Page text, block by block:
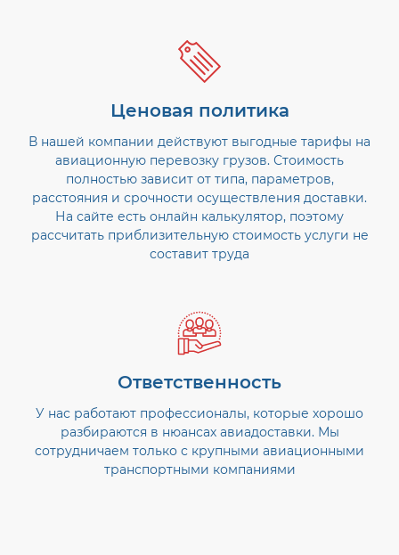
Ценовая политика
В нашей компании действуют выгодные тарифы на
авиационную перевозку грузов. Стоимость
полностью зависит от типа, параметров,
расстояния и срочности осуществления доставки.
На сайте есть онлайн калькулятор, поэтому
рассчитать приблизительную стоимость услуги не
составит труда
Ответственность
У нас работают профессионалы, которые хорошо
разбираются в нюансах авиадоставки. Мы
сотрудничаем только с крупными авиационными
транспортными компаниями